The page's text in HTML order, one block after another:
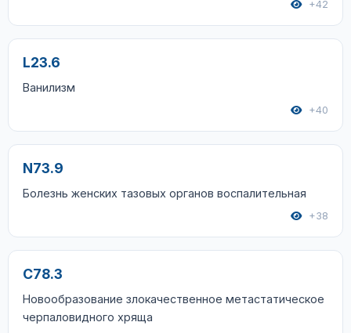
+42
L23.6
Ванилизм
+40
N73.9
Болезнь женских тазовых органов воспалительная
+38
C78.3
Новообразование злокачественное метастатическое
черпаловидного хряща